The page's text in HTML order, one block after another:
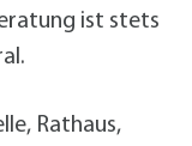
ist stets
Rathaus,